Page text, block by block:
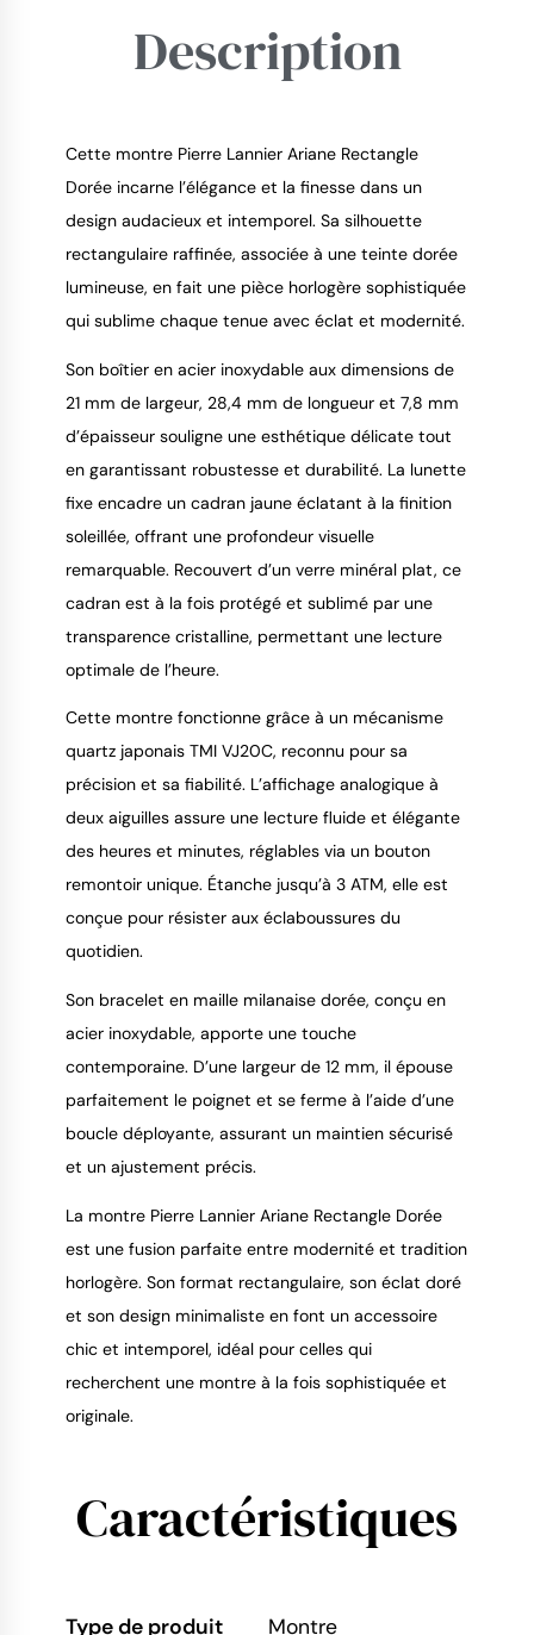
9.4
Description
Cette montre Pierre Lannier Ariane Rectangle
Dorée incarne l’élégance et la finesse dans un
design audacieux et intemporel. Sa silhouette
rectangulaire raffinée, associée à une teinte dorée
lumineuse, en fait une pièce horlogère sophistiquée
qui sublime chaque tenue avec éclat et modernité.
Son boîtier en acier inoxydable aux dimensions de
21 mm de largeur, 28,4 mm de longueur et 7,8 mm
d’épaisseur souligne une esthétique délicate tout
en garantissant robustesse et durabilité. La lunette
fixe encadre un cadran jaune éclatant à la finition
soleillée, offrant une profondeur visuelle
remarquable. Recouvert d’un verre minéral plat, ce
cadran est à la fois protégé et sublimé par une
transparence cristalline, permettant une lecture
optimale de l’heure.
Cette montre fonctionne grâce à un mécanisme
quartz japonais TMI VJ20C, reconnu pour sa
précision et sa fiabilité. L’affichage analogique à
deux aiguilles assure une lecture fluide et élégante
des heures et minutes, réglables via un bouton
remontoir unique. Étanche jusqu’à 3 ATM, elle est
conçue pour résister aux éclaboussures du
quotidien.
Son bracelet en maille milanaise dorée, conçu en
acier inoxydable, apporte une touche
contemporaine. D’une largeur de 12 mm, il épouse
parfaitement le poignet et se ferme à l’aide d’une
boucle déployante, assurant un maintien sécurisé
et un ajustement précis.
La montre Pierre Lannier Ariane Rectangle Dorée
est une fusion parfaite entre modernité et tradition
horlogère. Son format rectangulaire, son éclat doré
et son design minimaliste en font un accessoire
chic et intemporel, idéal pour celles qui
recherchent une montre à la fois sophistiquée et
originale.
Caractéristiques
Type de produit Montre